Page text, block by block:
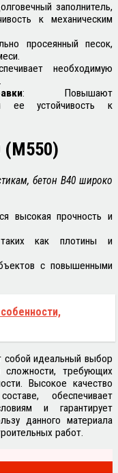
заполнитель,
к механическим
просеянный песок,
необходимую
: Повышают
ее устойчивость к
(М550)
бетон В40 широко
высокая прочность и
таких как плотины и
с повышенными
собой идеальный выбор
сложности, требующих
Высокое качество
обеспечивает
и гарантирует
данного материала
работ.